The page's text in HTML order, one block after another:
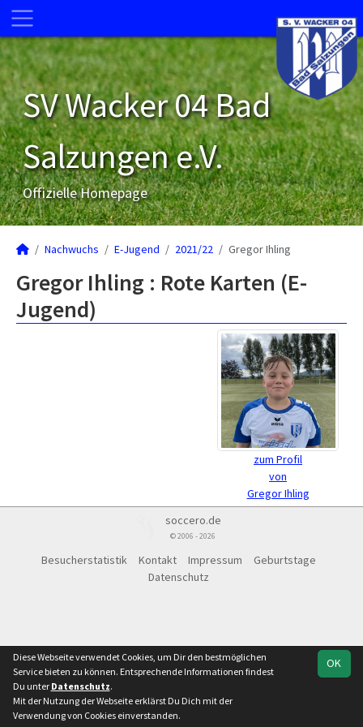
SV Wacker 04 Bad
Salzungen e.V.
Offizielle Homepage
Nachwuchs E-Jugend 2021/22 Gregor Ihling
Gregor Ihling : Rote Karten (E-
Jugend)
zum Profil
von
Gregor Ihling
soccero.de
© 2006 - 2026
Besucherstatistik Kontakt Impressum
Geburtstage
Datenschutz
OK
Diese Webseite verwendet Cookies, um Dir den bestmöglichen
Service bieten zu können. Entsprechende Informationen findest
Du unter Datenschutz.
Mit der Nutzung der Webseite erklärst Du Dich mit der
Verwendung von Cookies einverstanden.